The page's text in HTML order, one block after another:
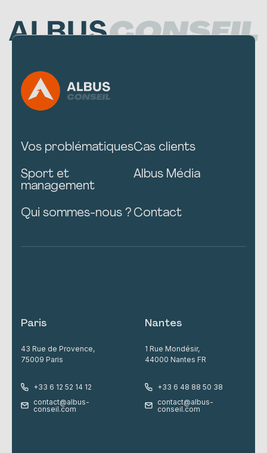
Vos problématiquesCas clients
Sport et
management
Albus Média
Qui sommes-nous ? Contact
Paris
43 Rue de Provence,
75009 Paris
+33 6 12 52 14 12
contact@albus-
conseil.com
Nantes
1 Rue Mondésir,
44000 Nantes FR
+33 6 48 88 50 38
contact@albus-
conseil.com